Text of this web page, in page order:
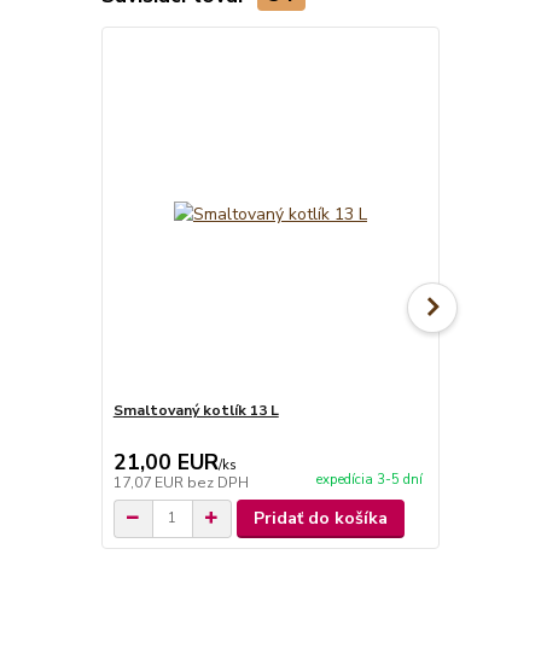
Smaltovaný kotlík 13 L
21,00 EUR/ks
17,07 EUR bez DPH expedícia 3-5 dní
Pridať do košíka